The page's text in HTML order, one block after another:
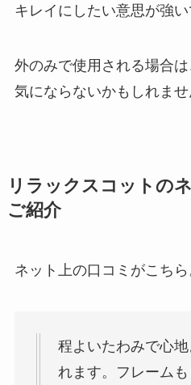
キレイにしたい意思が強い
外のみで使用される場合
気にならないかもしれま
リラックスコットの
ご紹介
ネット上の口コミがこちら
程よいたわみで心
れます。フレーム